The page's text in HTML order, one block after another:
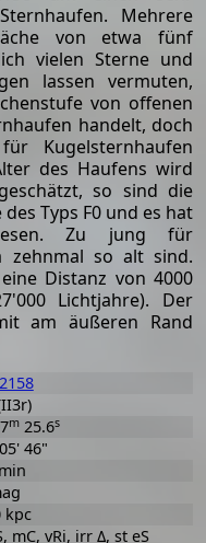
Mehrere
von etwa fünf
vielen Sterne und
lassen vermuten,
von offenen
handelt, doch
Kugelsternhaufen
des Haufens wird
so sind die
Typs F0 und es hat
Zu jung für
zehnmal so alt sind.
Distanz von 4000
Lichtjahre). Der
am äußeren Rand
m25.6s
46"
kpc
mC, vRi, irr Δ, st eS